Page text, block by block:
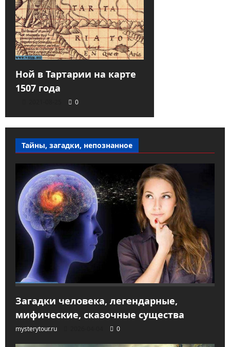
Ной в Тартарии на карте
1507 года
0
Тайны, загадки, непознанное
Загадки человека, легендарные,
мифические, сказочные существа
mysterytour.ru 0